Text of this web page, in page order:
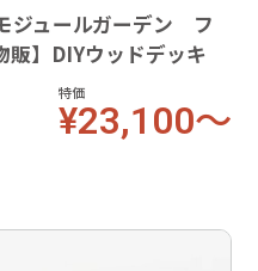
ュールガーデン フ
】DIYウッドデッキ
特価
¥23,100～